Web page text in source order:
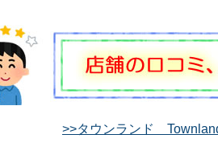
>>タウンランド